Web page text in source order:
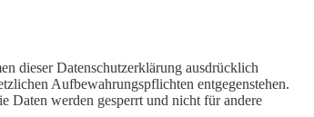
dieser Datenschutzerklärung ausdrücklich
Aufbewahrungspflichten entgegenstehen.
Daten werden gesperrt und nicht für andere